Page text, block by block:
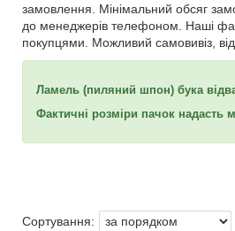
замовлення. Мінімальний обсяг
до менеджерів телефоном. Наші
покупцями. Можливий самовивіз,
Ламель (пиляний шпон) бука
Фактичні розміри пачок надасть